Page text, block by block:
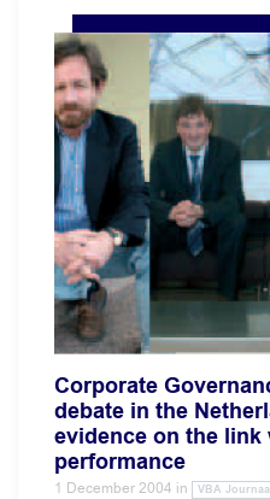
Corporate
debate in the
evidence on the
performance
1 December 2004 in VBA